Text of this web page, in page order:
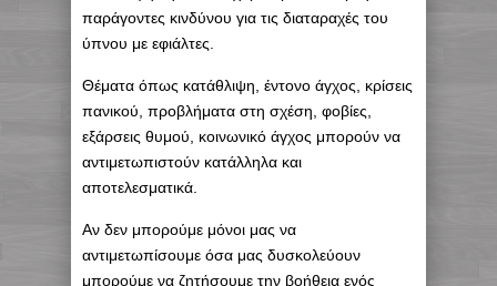
παράγοντες κινδύνου για τις διαταραχές του
ύπνου με εφιάλτες.
Θέματα όπως κατάθλιψη, έντονο άγχος, κρίσεις
πανικού, προβλήματα στη σχέση, φοβίες,
εξάρσεις θυμού, κοινωνικό άγχος μπορούν να
αντιμετωπιστούν κατάλληλα και
αποτελεσματικά.
Αν δεν μπορούμε μόνοι μας να
αντιμετωπίσουμε όσα μας δυσκολεύουν
μπορούμε να ζητήσουμε την βοήθεια ενός